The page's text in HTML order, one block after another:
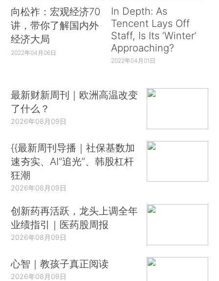
向松祚：宏观经济70
讲，带你了解国内外
经济大局
2022年04月06日
In Depth: As
Tencent Lays Off
Staff, Is Its ‘Winter’
Approaching?
2022年04月01日
最新财新周刊｜欧洲高温改变
了什么？
2026年08月09日
{{最新周刊导播｜社保基数加
速夯实、AI“追光”、韩股杠杆
狂潮
2026年08月09日
创新药再活跃，龙头上调全年
业绩指引｜医药股周报
2026年08月09日
心智｜教孩子真正阅读
2026年08月09日